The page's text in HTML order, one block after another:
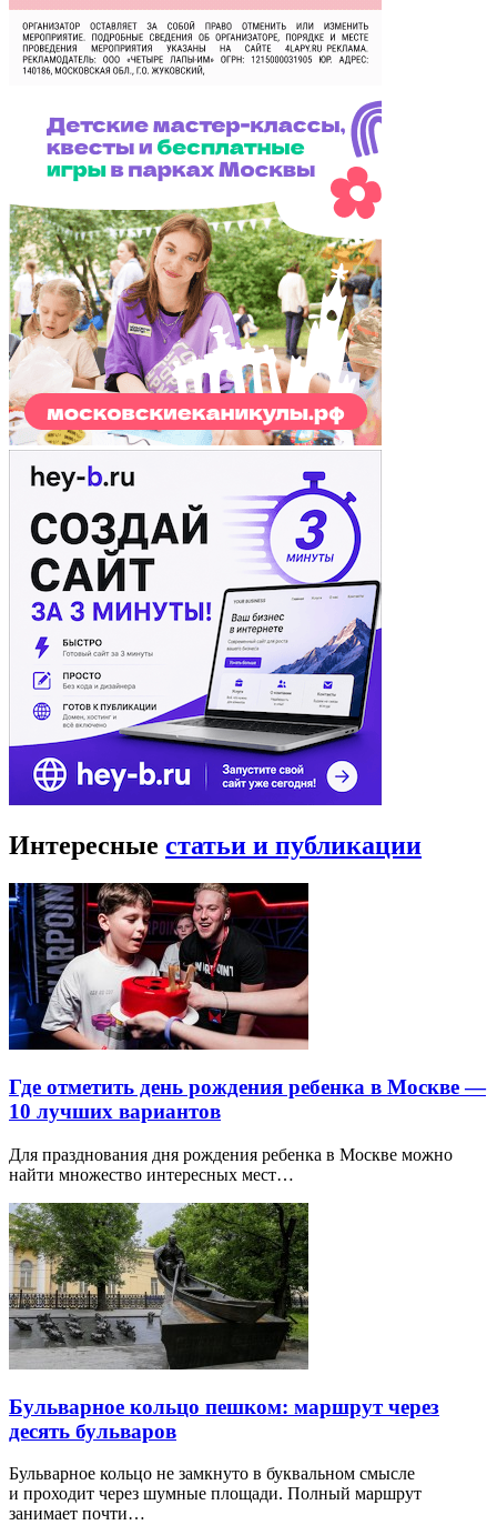
Интересные статьи и публикации
Где отметить день рождения ребенка в Москве —
10 лучших вариантов
Для празднования дня рождения ребенка в Москве можно
найти множество интересных мест…
Бульварное кольцо пешком: маршрут через
десять бульваров
Бульварное кольцо не замкнуто в буквальном смысле
и проходит через шумные площади. Полный маршрут
занимает почти…